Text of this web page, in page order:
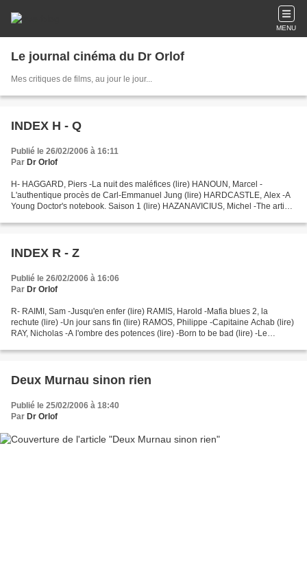
MENU
Le journal cinéma du Dr Orlof
Mes critiques de films, au jour le jour...
INDEX H - Q
Publié le 26/02/2006 à 16:11
Par Dr Orlof
H- HAGGARD, Piers -La nuit des maléfices (lire) HANOUN, Marcel -
L'authentique procès de Carl-Emmanuel Jung (lire) HARDCASTLE, Alex -A
Young Doctor's notebook. Saison 1 (lire) HAZANAVICIUS, Michel -The artist
INDEX R - Z
Publié le 26/02/2006 à 16:06
Par Dr Orlof
R- RAIMI, Sam -Jusqu'en enfer (lire) RAMIS, Harold -Mafia blues 2, la
rechute (lire) -Un jour sans fin (lire) RAMOS, Philippe -Capitaine Achab (lire)
RAY, Nicholas -A l'ombre des potences (lire) -Born to be bad (lire) -Le
Deux Murnau sinon rien
Publié le 25/02/2006 à 18:40
Par Dr Orlof